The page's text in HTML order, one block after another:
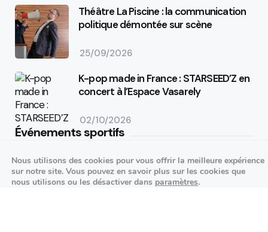
Théâtre La Piscine : la communication
politique démontée sur scène
25/09/2026
K-pop made in France : STARSEED’Z en
concert à l’Espace Vasarely
02/10/2026
Événements sportifs
Aucun article trouvé.
Festivités
Nous utilisons des cookies pour vous offrir la meilleure expérience
sur notre site. Vous pouvez en savoir plus sur les cookies que
nous utilisons ou les désactiver dans paramètres.